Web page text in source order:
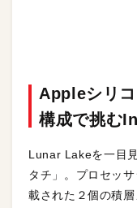
Appleシリ
構成で挑む
Lunar Lakeを一目
タチ」。プロセッ
載された２個の積